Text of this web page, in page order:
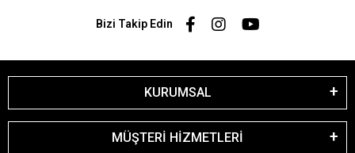
Bizi Takip Edin
KURUMSAL
MÜŞTERİ HİZMETLERİ